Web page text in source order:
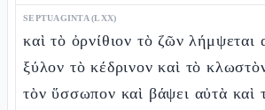
SEPTUAGINTA (LXX)
καὶ τὸ ὀρνίθιον τὸ ζῶν λήμψεται
ξύλον τὸ κέδρινον καὶ τὸ
τὸν ὕσσωπον καὶ βάψει αὐτὰ καὶ